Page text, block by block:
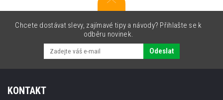
Chcete dostávat slevy, zajímavé tipy a návody? Přihlašte se k
odběru novinek.
Odeslat
KONTAKT